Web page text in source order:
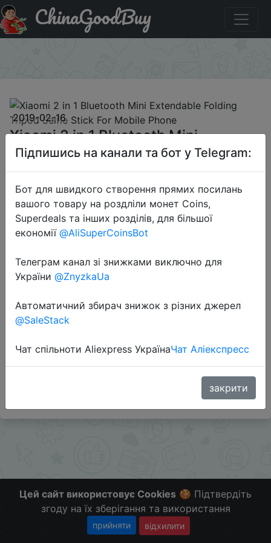
Код на знижку 3ccd61 Xiaomi 2 in 1 Bluetooth Mini
Extendable Folding Tripod Selfie Stick For Mobile Phone
ChinaGoodBuy
2019-02-16
Xiaomi 2 in 1 Bluetooth Mini
Extendable Folding Tripod Selfie
Stick For Mobile Phone
$13.99
Промокод: "3ccd61"
t.me/ChinaGoodBuy
Цей сайт використовує Cookies 🍪 Підтвердіть
згоду на їх зберігання та використання
прийняти відхилити
Підпишись на канали та бот у Telegram:
Бот для швидкого створення прямих посилань
вашого товару на роздліли монет Coins,
Superdeals та інших розділів, для більшої
економії @AliSuperCoinsBot
Телеграм канал зі знижками виключно для
України @ZnyzkaUa
Автоматичний збирач знижок з різних джерел
@SaleStack
Чат спільноти Aliexpress УкраїнаЧат Аліекспресс
закрити